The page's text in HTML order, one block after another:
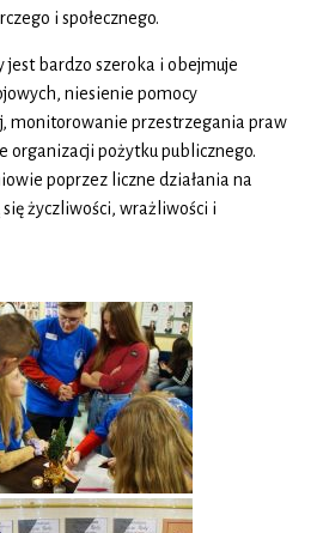
i społecznego.
jest bardzo szeroka i obejmuje
niesienie pomocy
monitorowanie przestrzegania praw
organizacji pożytku publicznego.
poprzez liczne działania na
życzliwości, wrażliwości i